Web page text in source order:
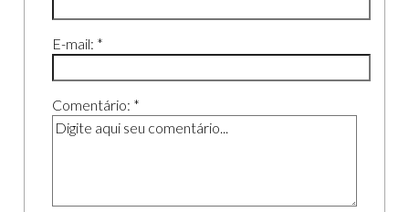
E-mail: *
Comentário: *